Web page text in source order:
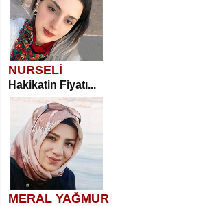
NURSELİ
Hakikatin Fiyatı...
MERAL YAĞMUR